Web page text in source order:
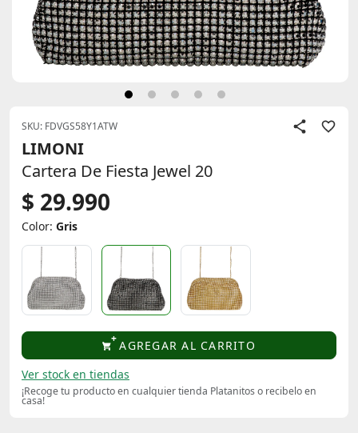
SKU: FDVGS58Y1ATW
LIMONI
Cartera De Fiesta Jewel 20
$ 29.990
Color: Gris
AGREGAR AL CARRITO
Ver stock en tiendas
¡Recoge tu producto en cualquier tienda Platanitos o recibelo en
casa!